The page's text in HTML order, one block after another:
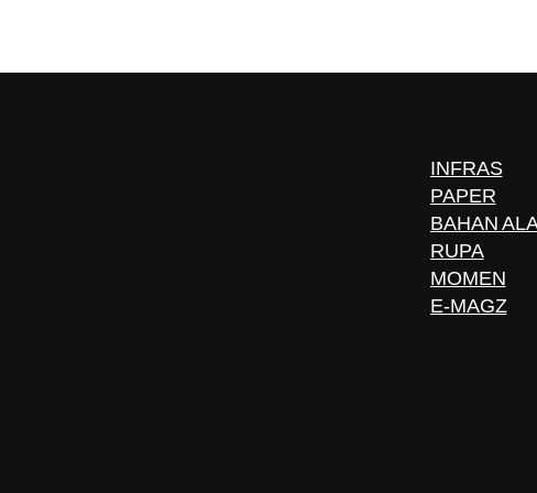
INFRAS
PAPER
BAHAN
RUPA
MOMEN
E-MAGZ